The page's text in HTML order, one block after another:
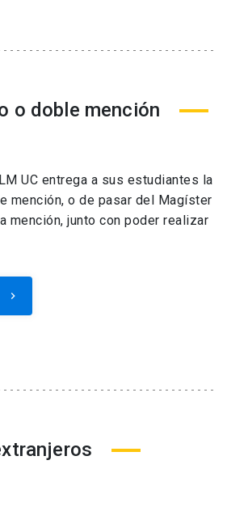
o doble mención
UC entrega a sus estudiantes la
mención, o de pasar del Magíster
mención, junto con poder realizar
keyboard_arrow_right